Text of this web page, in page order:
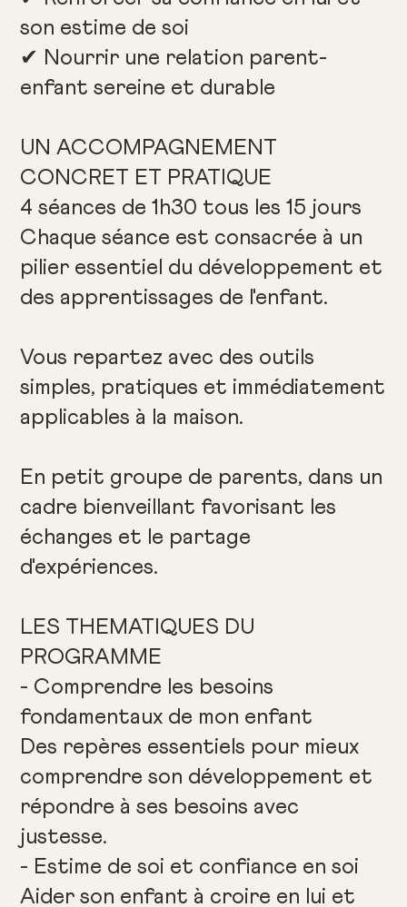
son estime de soi
✔ Nourrir une relation parent-
enfant sereine et durable
UN ACCOMPAGNEMENT
CONCRET ET PRATIQUE
4 séances de 1h30 tous les 15 jours
Chaque séance est consacrée à un
pilier essentiel du développement et
des apprentissages de l'enfant.
Vous repartez avec des outils
simples, pratiques et immédiatement
applicables à la maison.
En petit groupe de parents, dans un
cadre bienveillant favorisant les
échanges et le partage
d'expériences.
LES THEMATIQUES DU
PROGRAMME
- Comprendre les besoins
fondamentaux de mon enfant
Des repères essentiels pour mieux
comprendre son développement et
répondre à ses besoins avec
justesse.
- Estime de soi et confiance en soi
Aider son enfant à croire en lui et